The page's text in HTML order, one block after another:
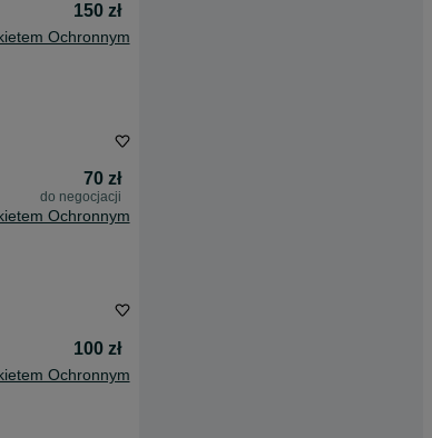
150 zł
Ochronnym
70 zł
do negocjacji
Ochronnym
100 zł
Ochronnym